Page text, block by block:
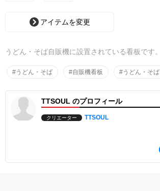
アイテムを変更
うどん・そば自販機に設置されている看板です。
#うどん・そば #自販機看板 #うどん・そ
TTSOUL のプロフィール
クリエーター TTSOUL